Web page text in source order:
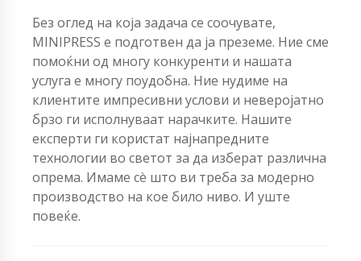
Без оглед на која задача се соочувате,
MINIPRESS е подготвен да ја преземе. Ние сме
помоќни од многу конкуренти и нашата
услуга е многу поудобна. Ние нудиме на
клиентите импресивни услови и неверојатно
брзо ги исполнуваат нарачките. Нашите
експерти ги користат најнапредните
технологии во светот за да изберат различна
опрема. Имаме сè што ви треба за модерно
производство на кое било ниво. И уште
повеќе.